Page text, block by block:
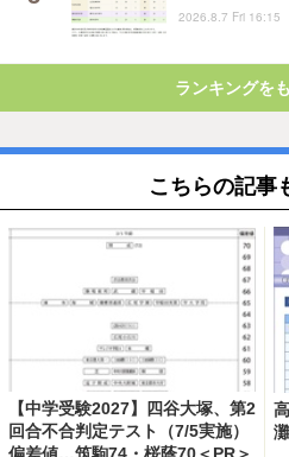
2026.8.7 Fri 16:15
ランキングを
こちらの記事
【中学受験2027】四谷大塚、第2
回合不合判定テスト（7/5実施）